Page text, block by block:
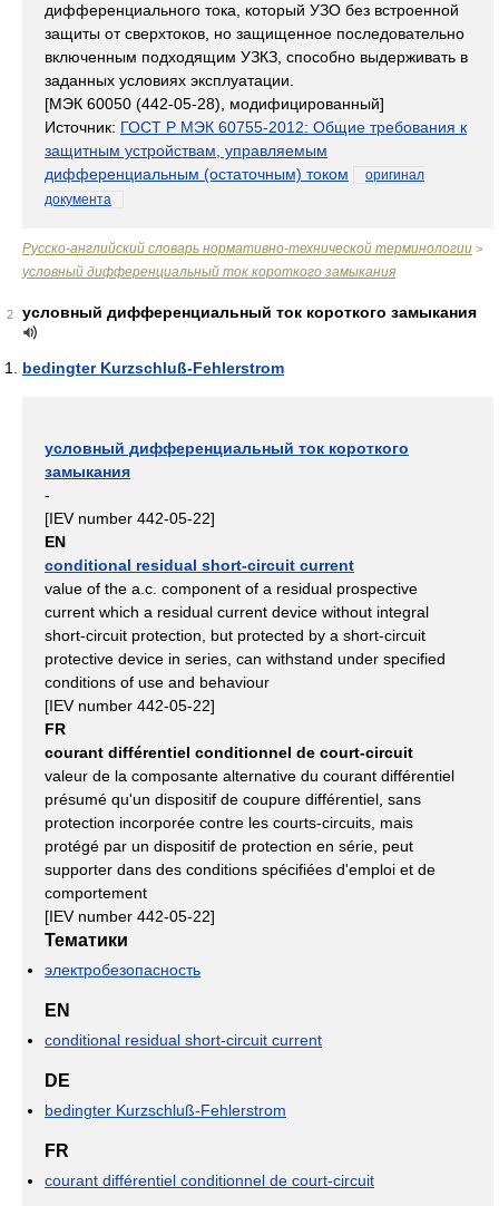
дифференциального тока, который УЗО без встроенной
защиты от сверхтоков, но защищенное последовательно
включенным подходящим УЗКЗ, способно выдерживать в
заданных условиях эксплуатации.
[МЭК 60050 (442-05-28), модифицированный]
Источник: ГОСТ Р МЭК 60755-2012: Общие требования к
защитным устройствам, управляемым
дифференциальным (остаточным) током
оригинал
документа
Русско-английский словарь нормативно-технической терминологии >
условный дифференциальный ток короткого замыкания
2 условный дифференциальный ток короткого замыкания
bedingter Kurzschluß-Fehlerstrom
условный дифференциальный ток короткого
замыкания
-
[IEV number 442-05-22]
EN
conditional residual short-circuit current
value of the a.c. component of a residual prospective
current which a residual current device without integral
short-circuit protection, but protected by a short-circuit
protective device in series, can withstand under specified
conditions of use and behaviour
[IEV number 442-05-22]
FR
courant différentiel conditionnel de court-circuit
valeur de la composante alternative du courant différentiel
présumé qu'un dispositif de coupure différentiel, sans
protection incorporée contre les courts-circuits, mais
protégé par un dispositif de protection en série, peut
supporter dans des conditions spécifiées d'emploi et de
comportement
[IEV number 442-05-22]
Тематики
электробезопасность
EN
conditional residual short-circuit current
DE
bedingter Kurzschluß-Fehlerstrom
FR
courant différentiel conditionnel de court-circuit